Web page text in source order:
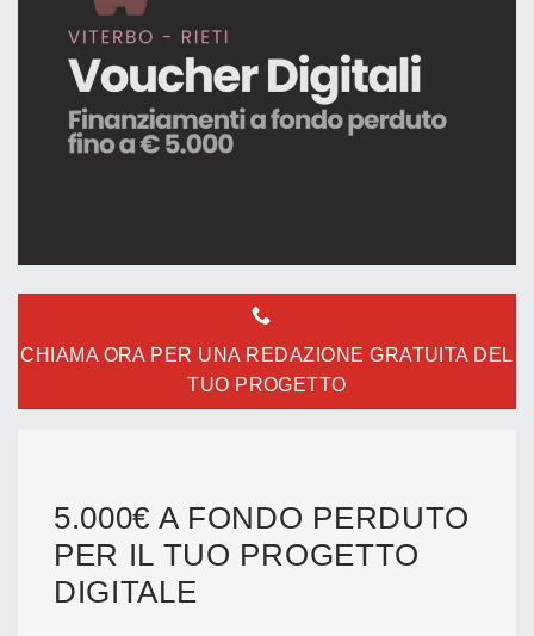
CHIAMA ORA PER UNA REDAZIONE GRATUITA DEL
TUO PROGETTO
5.000€ A FONDO PERDUTO
PER IL TUO PROGETTO
DIGITALE